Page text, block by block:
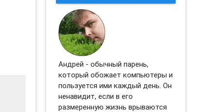
Андрей - обычный парень,
который обожает компьютеры и
пользуется ими каждый день. Он
ненавидит, если в его
размеренную жизнь врываются